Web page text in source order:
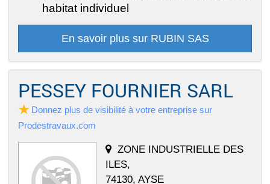
habitat individuel
En savoir plus sur RUBIN SAS
PESSEY FOURNIER SARL
Donnez plus de visibilité à votre entreprise sur
Prodestravaux.com
ZONE INDUSTRIELLE DES
ILES,
74130, AYSE